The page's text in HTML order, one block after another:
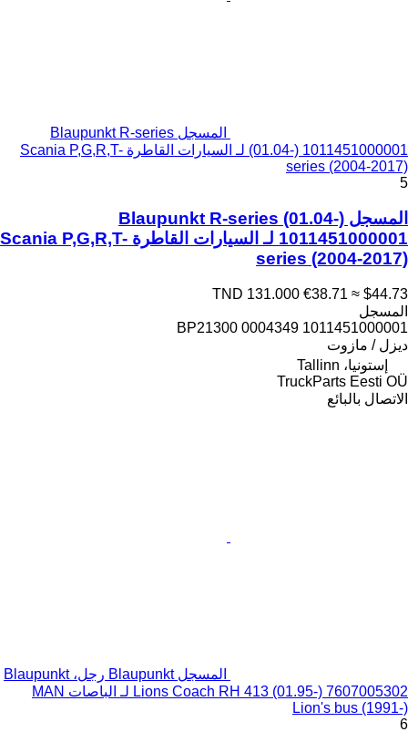
المسجل Blaupunkt R-series
(01.04-) 1011451000001 لـ السيارات القاطرة Scania P,G,R,T-
series (2004-2017)
5
المسجل Blaupunkt R-series (01.04-)
1011451000001 لـ السيارات القاطرة Scania P,G,R,T-
series (2004-2017)
TND 131.000 €38.71 ≈ $44.73
المسجل
1011451000001 BP21300 0004349
ديزل / مازوت
إستونيا، Tallinn
TruckParts Eesti OÜ
الاتصال بالبائع
المسجل Blaupunkt رجل، Blaupunkt
Lions Coach RH 413 (01.95-) 7607005302 لـ الباصات MAN
Lion's bus (1991-)
6